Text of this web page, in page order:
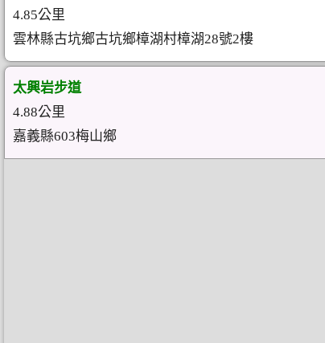
4.85公里
雲林縣古坑鄉古坑鄉樟湖村樟湖28號2樓
太興岩步道
4.88公里
嘉義縣603梅山鄉